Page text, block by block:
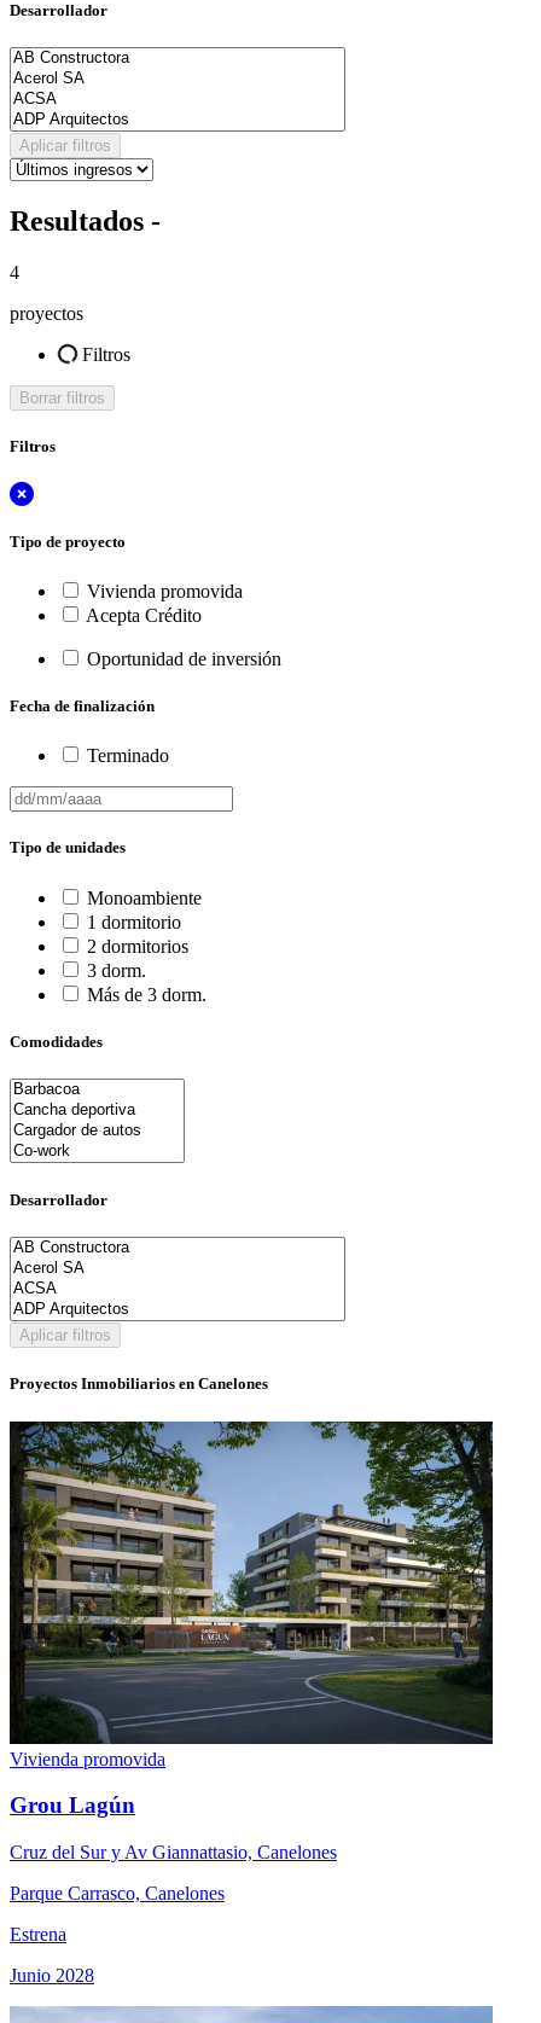
Desarrollador
Aplicar filtros
Resultados -
4
proyectos
Filtros
Borrar filtros
Filtros
Tipo de proyecto
Vivienda promovida
Acepta Crédito
Oportunidad de inversión
Fecha de finalización
Terminado
Tipo de unidades
Monoambiente
1 dormitorio
2 dormitorios
3 dorm.
Más de 3 dorm.
Comodidades
Desarrollador
Aplicar filtros
Proyectos Inmobiliarios en Canelones
Vivienda promovida
Grou Lagún
Cruz del Sur y Av Giannattasio, Canelones
Parque Carrasco, Canelones
Estrena
Junio 2028